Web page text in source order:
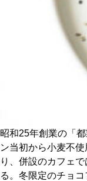
チケット
SERIES
昭和25年創業の「
ン当初から小麦不
り、併設のカフェ
る。冬限定のチョ